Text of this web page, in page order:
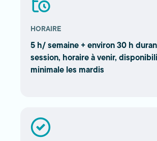
HORAIRE
5 h/ semaine + environ 30 h
session, horaire à venir,
minimale les mardis